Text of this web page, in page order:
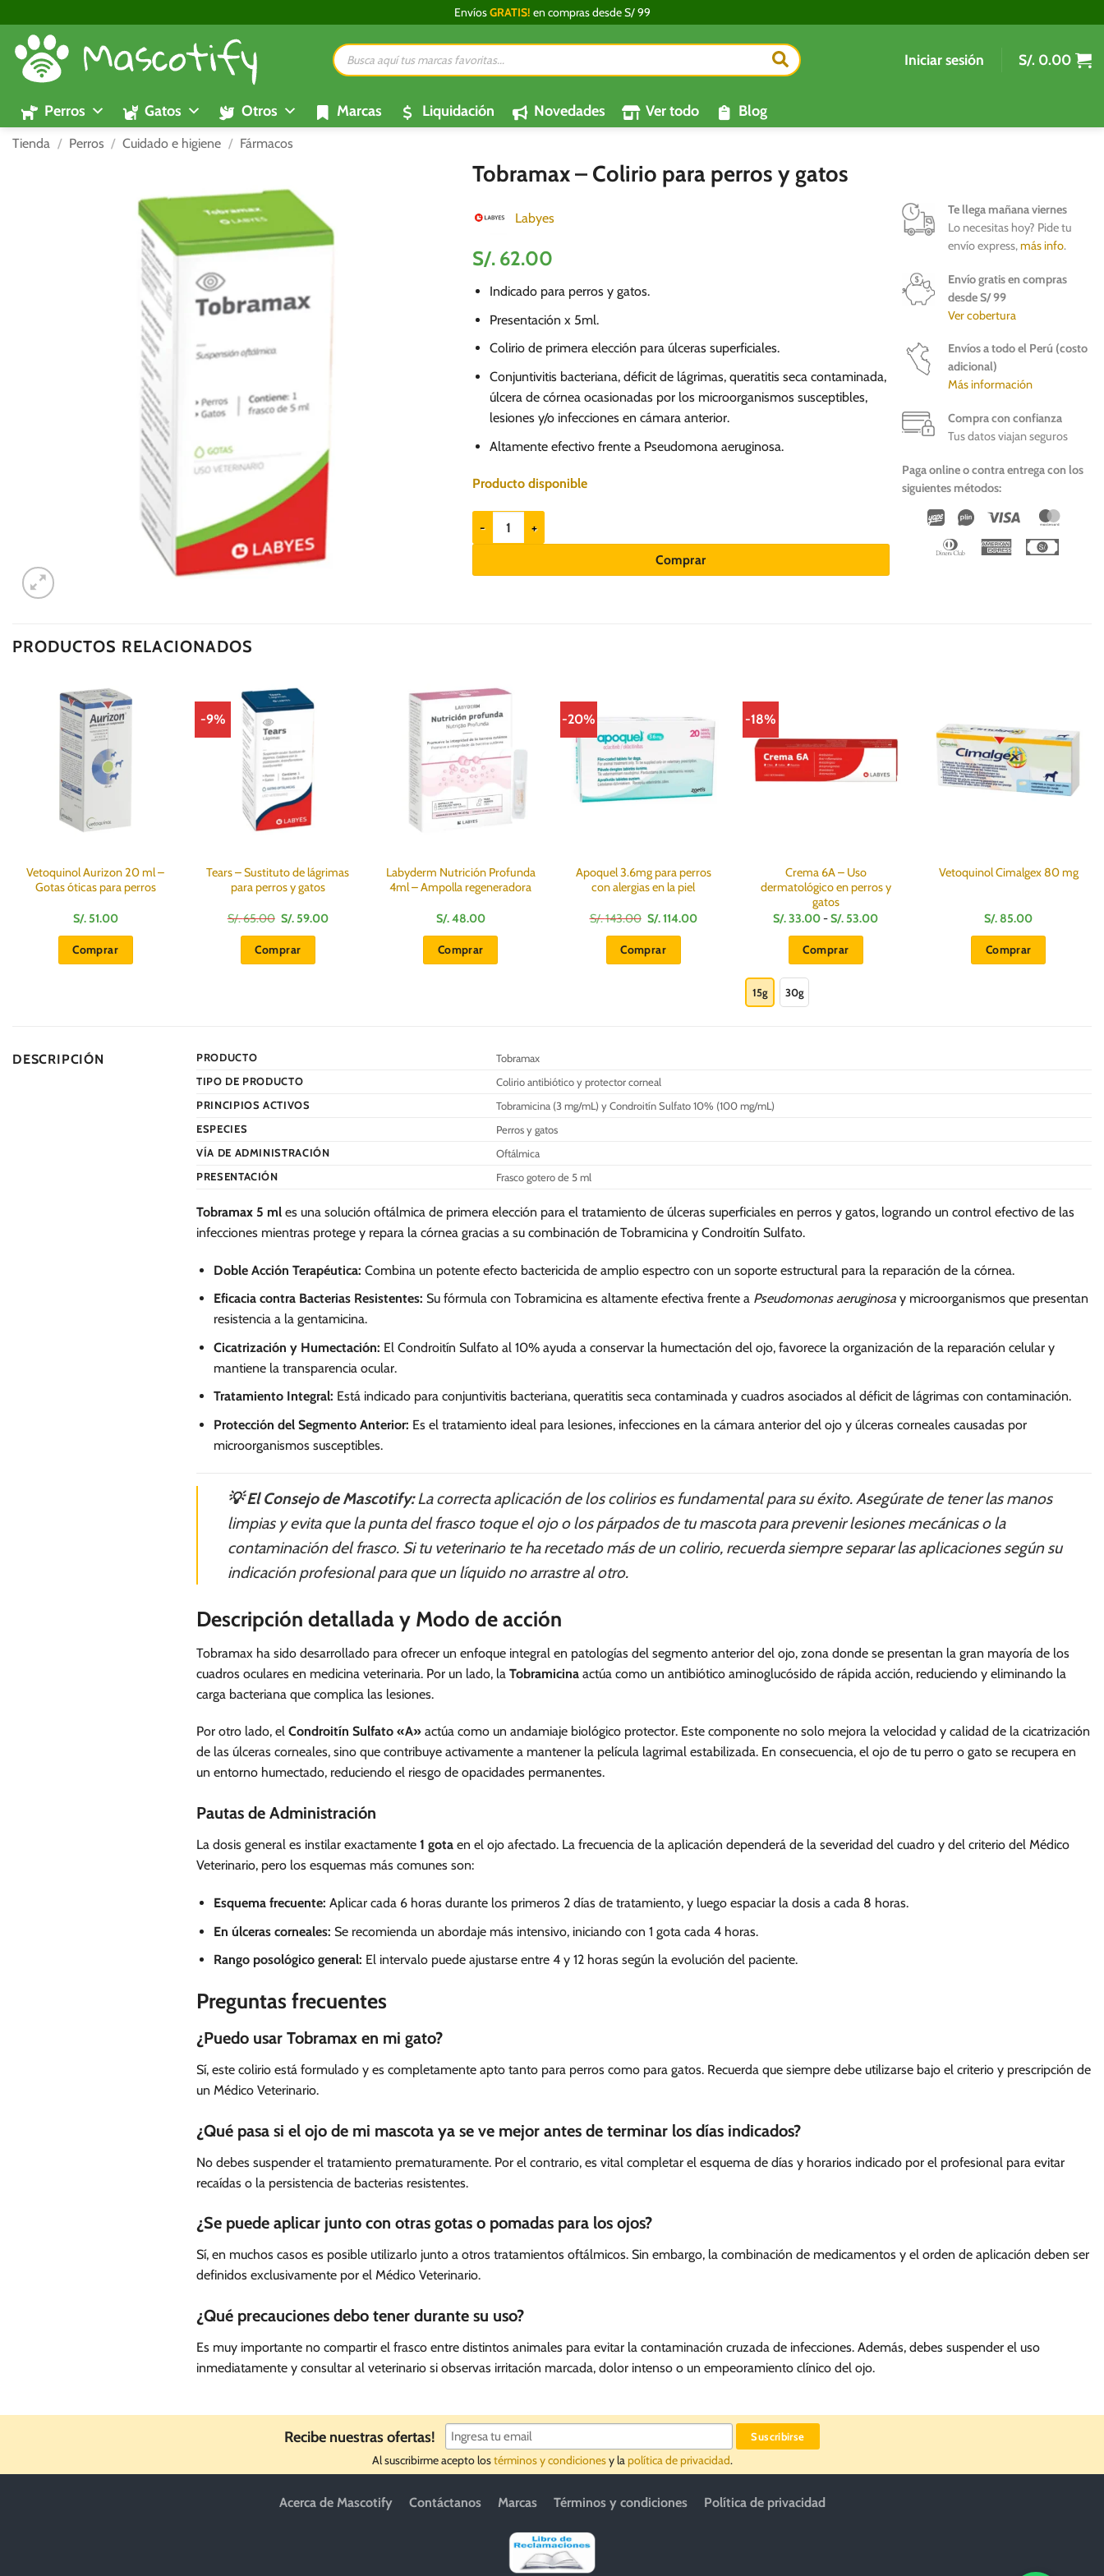
al
contenido
EnvíosGRATIS! en compras desde S/ 99
Búsqueda
de
productos
Iniciar sesión S/. 0.00
Perros Gatos Otros Marcas Liquidación Novedades Ver todo Blog
Tienda / Perros / Cuidado e higiene / Fármacos
Tobramax – Colirio para perros y gatos
Labyes
S/. 62.00
Indicado para perros y gatos.
Presentación x 5ml.
Colirio de primera elección para úlceras superficiales.
Conjuntivitis bacteriana, déficit de lágrimas, queratitis seca contaminada,
úlcera de córnea ocasionadas por los microorganismos susceptibles,
lesiones y/o infecciones en cámara anterior.
Altamente efectivo frente a Pseudomona aeruginosa.
Producto disponible
Tobramax - Colirio para perros y gatos cantidad
Comprar
Te llega mañana viernes
Lo necesitas hoy? Pide tu
envío express,más info.
Envío gratis en compras
desde S/ 99
Ver cobertura
Envíos a todo el Perú (costo
adicional)
Más información
Compra con confianza
Tus datos viajan seguros
Paga online o contra entrega con los
siguientes métodos:
Wirecard
Vipps Visa
Dinners
American
PRODUCTOS RELACIONADOS
Vetoquinol Aurizon 20 ml –
Gotas óticas para perros
S/. 51.00
Comprar
-9%
Tears – Sustituto de lágrimas
para perros y gatos
S/.65.00 El
precio
original
era:
S/.
S/. 59.00El
Comprar
Labyderm Nutrición Profunda
4ml – Ampolla regeneradora
S/.48.00
Comprar
-20%
Apoquel 3.6mg para perros
con alergias en la piel
S/.143.00 El
precio
original
era:
S/.
S/.114.00El
Comprar
-18%
Crema 6A – Uso
dermatológico en perros y
gatos
S/.33.00-S/. 53.00Rango
Comprar
de
15g 30g
Vetoquinol Cimalgex 80 mg
S/.85.00
Comprar
DESCRIPCIÓN PRODUCTO
Tobramax
TIPO DE PRODUCTO
Colirio antibiótico y protector corneal
PRINCIPIOS ACTIVOS
Tobramicina (3 mg/mL) y Condroitín Sulfato 10% (100 mg/mL)
ESPECIES
Perros y gatos
VÍA DE ADMINISTRACIÓN
Oftálmica
PRESENTACIÓN
Frasco gotero de 5 ml
Tobramax 5 ml es una solución oftálmica de primera elección para el tratamiento de úlceras superficiales en perros y gatos, logrando un control efectivo de las
infecciones mientras protege y repara la córnea gracias a su combinación de Tobramicina y Condroitín Sulfato.
Doble Acción Terapéutica: Combina un potente efecto bactericida de amplio espectro con un soporte estructural para la reparación de la córnea.
Eficacia contra Bacterias Resistentes: Su fórmula con Tobramicina es altamente efectiva frente a Pseudomonas aeruginosay microorganismos que presentan
resistencia a la gentamicina.
Cicatrización y Humectación: El Condroitín Sulfato al 10% ayuda a conservar la humectación del ojo, favorece la organización de la reparación celular y
mantiene la transparencia ocular.
Tratamiento Integral: Está indicado para conjuntivitis bacteriana, queratitis seca contaminada y cuadros asociados al déficit de lágrimas con contaminación.
Protección del Segmento Anterior: Es el tratamiento ideal para lesiones, infecciones en la cámara anterior del ojo y úlceras corneales causadas por
microorganismos susceptibles.
💡 El Consejo de Mascotify:La correcta aplicación de los colirios es fundamental para su éxito. Asegúrate de tener las manos
limpias y evita que la punta del frasco toque el ojo o los párpados de tu mascota para prevenir lesiones mecánicas o la
contaminación del frasco. Si tu veterinario te ha recetado más de un colirio, recuerda siempre separar las aplicaciones según su
indicación profesional para que un líquido no arrastre al otro.
Descripción detallada y Modo de acción
Tobramax ha sido desarrollado para ofrecer un enfoque integral en patologías del segmento anterior del ojo, zona donde se presentan la gran mayoría de los
cuadros oculares en medicina veterinaria. Por un lado, la Tobramicina actúa como un antibiótico aminoglucósido de rápida acción, reduciendo y eliminando la
carga bacteriana que complica las lesiones.
Por otro lado, el Condroitín Sulfato «A» actúa como un andamiaje biológico protector. Este componente no solo mejora la velocidad y calidad de la cicatrización
de las úlceras corneales, sino que contribuye activamente a mantener la película lagrimal estabilizada. En consecuencia, el ojo de tu perro o gato se recupera en
un entorno humectado, reduciendo el riesgo de opacidades permanentes.
Pautas de Administración
La dosis general es instilar exactamente 1 gota en el ojo afectado. La frecuencia de la aplicación dependerá de la severidad del cuadro y del criterio del Médico
Veterinario, pero los esquemas más comunes son:
Esquema frecuente: Aplicar cada 6 horas durante los primeros 2 días de tratamiento, y luego espaciar la dosis a cada 8 horas.
En úlceras corneales: Se recomienda un abordaje más intensivo, iniciando con 1 gota cada 4 horas.
Rango posológico general: El intervalo puede ajustarse entre 4 y 12 horas según la evolución del paciente.
Preguntas frecuentes
¿Puedo usar Tobramax en mi gato?
Sí, este colirio está formulado y es completamente apto tanto para perros como para gatos. Recuerda que siempre debe utilizarse bajo el criterio y prescripción de
un Médico Veterinario.
¿Qué pasa si el ojo de mi mascota ya se ve mejor antes de terminar los días indicados?
No debes suspender el tratamiento prematuramente. Por el contrario, es vital completar el esquema de días y horarios indicado por el profesional para evitar
recaídas o la persistencia de bacterias resistentes.
¿Se puede aplicar junto con otras gotas o pomadas para los ojos?
Sí, en muchos casos es posible utilizarlo junto a otros tratamientos oftálmicos. Sin embargo, la combinación de medicamentos y el orden de aplicación deben ser
definidos exclusivamente por el Médico Veterinario.
¿Qué precauciones debo tener durante su uso?
Es muy importante no compartir el frasco entre distintos animales para evitar la contaminación cruzada de infecciones. Además, debes suspender el uso
inmediatamente y consultar al veterinario si observas irritación marcada, dolor intenso o un empeoramiento clínico del ojo.
Recibe nuestras ofertas!
Al suscribirme acepto lostérminos y condicionesy lapolítica de privacidad.
Acerca de Mascotify Contáctanos Marcas Términos y condiciones Política de privacidad